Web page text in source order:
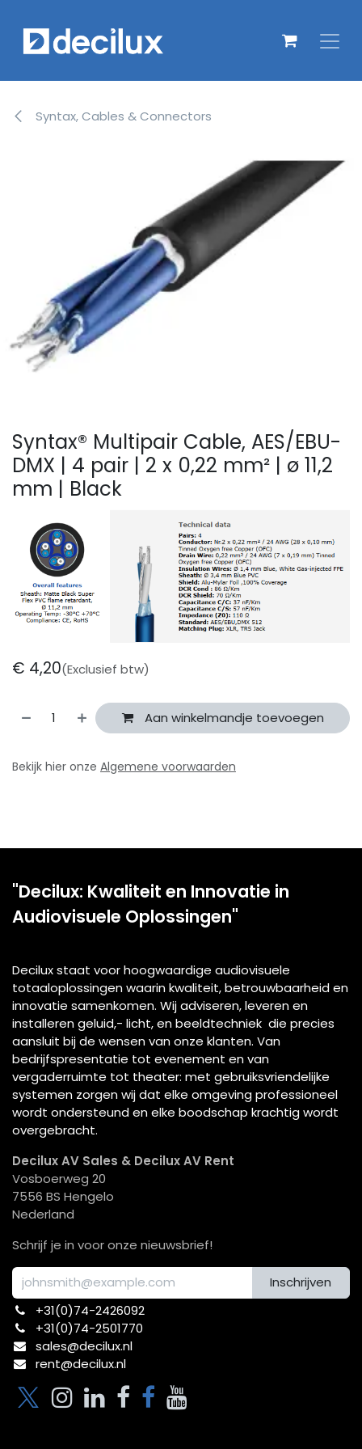
Syntax, Cables & Connectors
Syntax® Multipair Cable, AES/EBU-
DMX | 4 pair | 2 x 0,22 mm² | ø 11,2
mm | Black
€ 4,20(Exclusief btw)
Aan winkelmandje toevoegen
Bekijk hier onze Algemene voorwaarden
"Decilux: Kwaliteit en Innovatie in
Audiovisuele Oplossingen"
Decilux staat voor hoogwaardige audiovisuele
totaaloplossingen waarin kwaliteit, betrouwbaarheid en
innovatie samenkomen. Wij adviseren, leveren en
installeren geluid,- licht, en beeldtechniek die precies
aansluit bij de wensen van onze klanten. Van
bedrijfspresentatie tot evenement en van
vergaderruimte tot theater: met gebruiksvriendelijke
systemen zorgen wij dat elke omgeving professioneel
wordt ondersteund en elke boodschap krachtig wordt
overgebracht.
Decilux AV Sales & Decilux AV Rent
Vosboerweg 20
7556 BS Hengelo
Nederland
Schrijf je in voor onze nieuwsbrief!
Inschrijven
+31(0)74-2426092​
+31(0)74-2501770
sales@decilux.nl
rent@decilux.nl